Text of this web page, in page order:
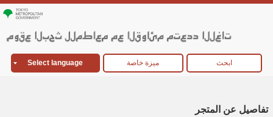
Select language ميزة خاصة ابحث
تفاصيل عن المتجر